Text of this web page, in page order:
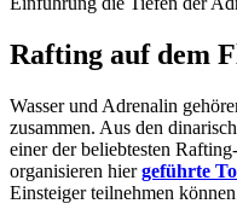
Rafting auf dem
Wasser und Adrenalin
zusammen. Aus den
einer der beliebtesten
organisieren hiergeführte
Einsteiger teilnehmen